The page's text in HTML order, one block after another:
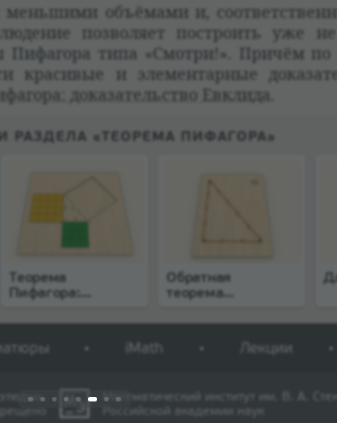
меньшими объёмами и,
поз­во­ляет постро­ить уже
Пифагора типа «Смотри!». При­чём по
кра­си­вые и элемен­тар­ные
дока­за­тельство Евклида
РАЗДЕЛА «ТЕОРЕМА ПИФАГОРА»
Теорема
Пифагора:
5
Обратная
теорема
iMath Лекции
Математический институт им. В. А.
Российской академии наук